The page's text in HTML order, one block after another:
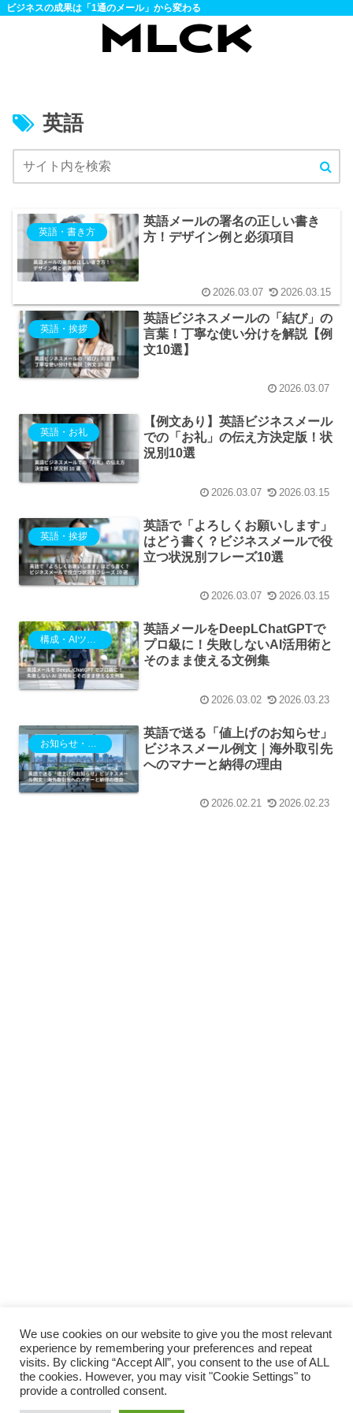
ビジネスの成果は「1通のメール」から変わる
英語
英語・書き方
英語メールの署名の正しい書き
方！デザイン例と必須項目
2026.03.07 2026.03.15
英語・挨拶
英語ビジネスメールの「結び」の
言葉！丁寧な使い分けを解説【例
文10選】
2026.03.07
英語・お礼
【例文あり】英語ビジネスメール
での「お礼」の伝え方決定版！状
況別10選
2026.03.07 2026.03.15
英語・挨拶
英語で「よろしくお願いします」
はどう書く？ビジネスメールで役
立つ状況別フレーズ10選
2026.03.07 2026.03.15
構成・AIツール
英語メールをDeepLChatGPTで
プロ級に！失敗しないAI活用術と
そのまま使える文例集
2026.03.02 2026.03.23
英語で送る「値上げのお知らせ」
ビジネスメール例文｜海外取引先
へのマナーと納得の理由
2026.02.21 2026.02.23
ホーム
当サイトについて（About Us）
プライバシーポリシー
We use cookies on our website to give you the most relevant
experience by remembering your preferences and repeat
visits. By clicking “Accept All”, you consent to the use of ALL
the cookies. However, you may visit "Cookie Settings" to
provide a controlled consent.